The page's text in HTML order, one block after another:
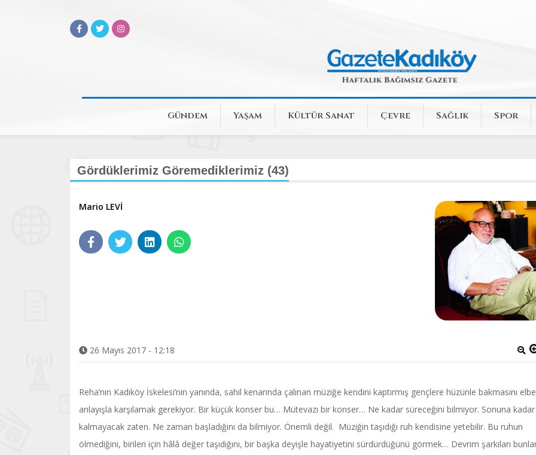
Gündem Yaşam Kültür Sanat Çevre Sağlık Spor
Gördüklerimiz Göremediklerimiz (43)
Mario LEVİ
26 Mayıs 2017 - 12:18
Reha’nın Kadıköy İskelesi’nin yanında, sahil kenarında çalınan müziğe kendini kaptırmış gençlere hüzünle bakmasını
anlayışla karşılamak gerekiyor. Bir küçük konser bu… Mütevazı bir konser… Ne kadar süreceğini bilmiyor. Sonuna kadar
kalmayacak zaten. Ne zaman başladığını da bilmiyor. Önemli değil. Müziğin taşıdığı ruh kendisine yetebilir. Bu ruhun
ölmediğini, birileri için hâlâ değer taşıdığını, bir başka deyişle hayatiyetini sürdürdüğünü görmek… Devrim şarkıları